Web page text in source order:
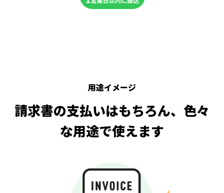
用途イメージ
請求書の支払いはもちろん、色々
な用途で使えます